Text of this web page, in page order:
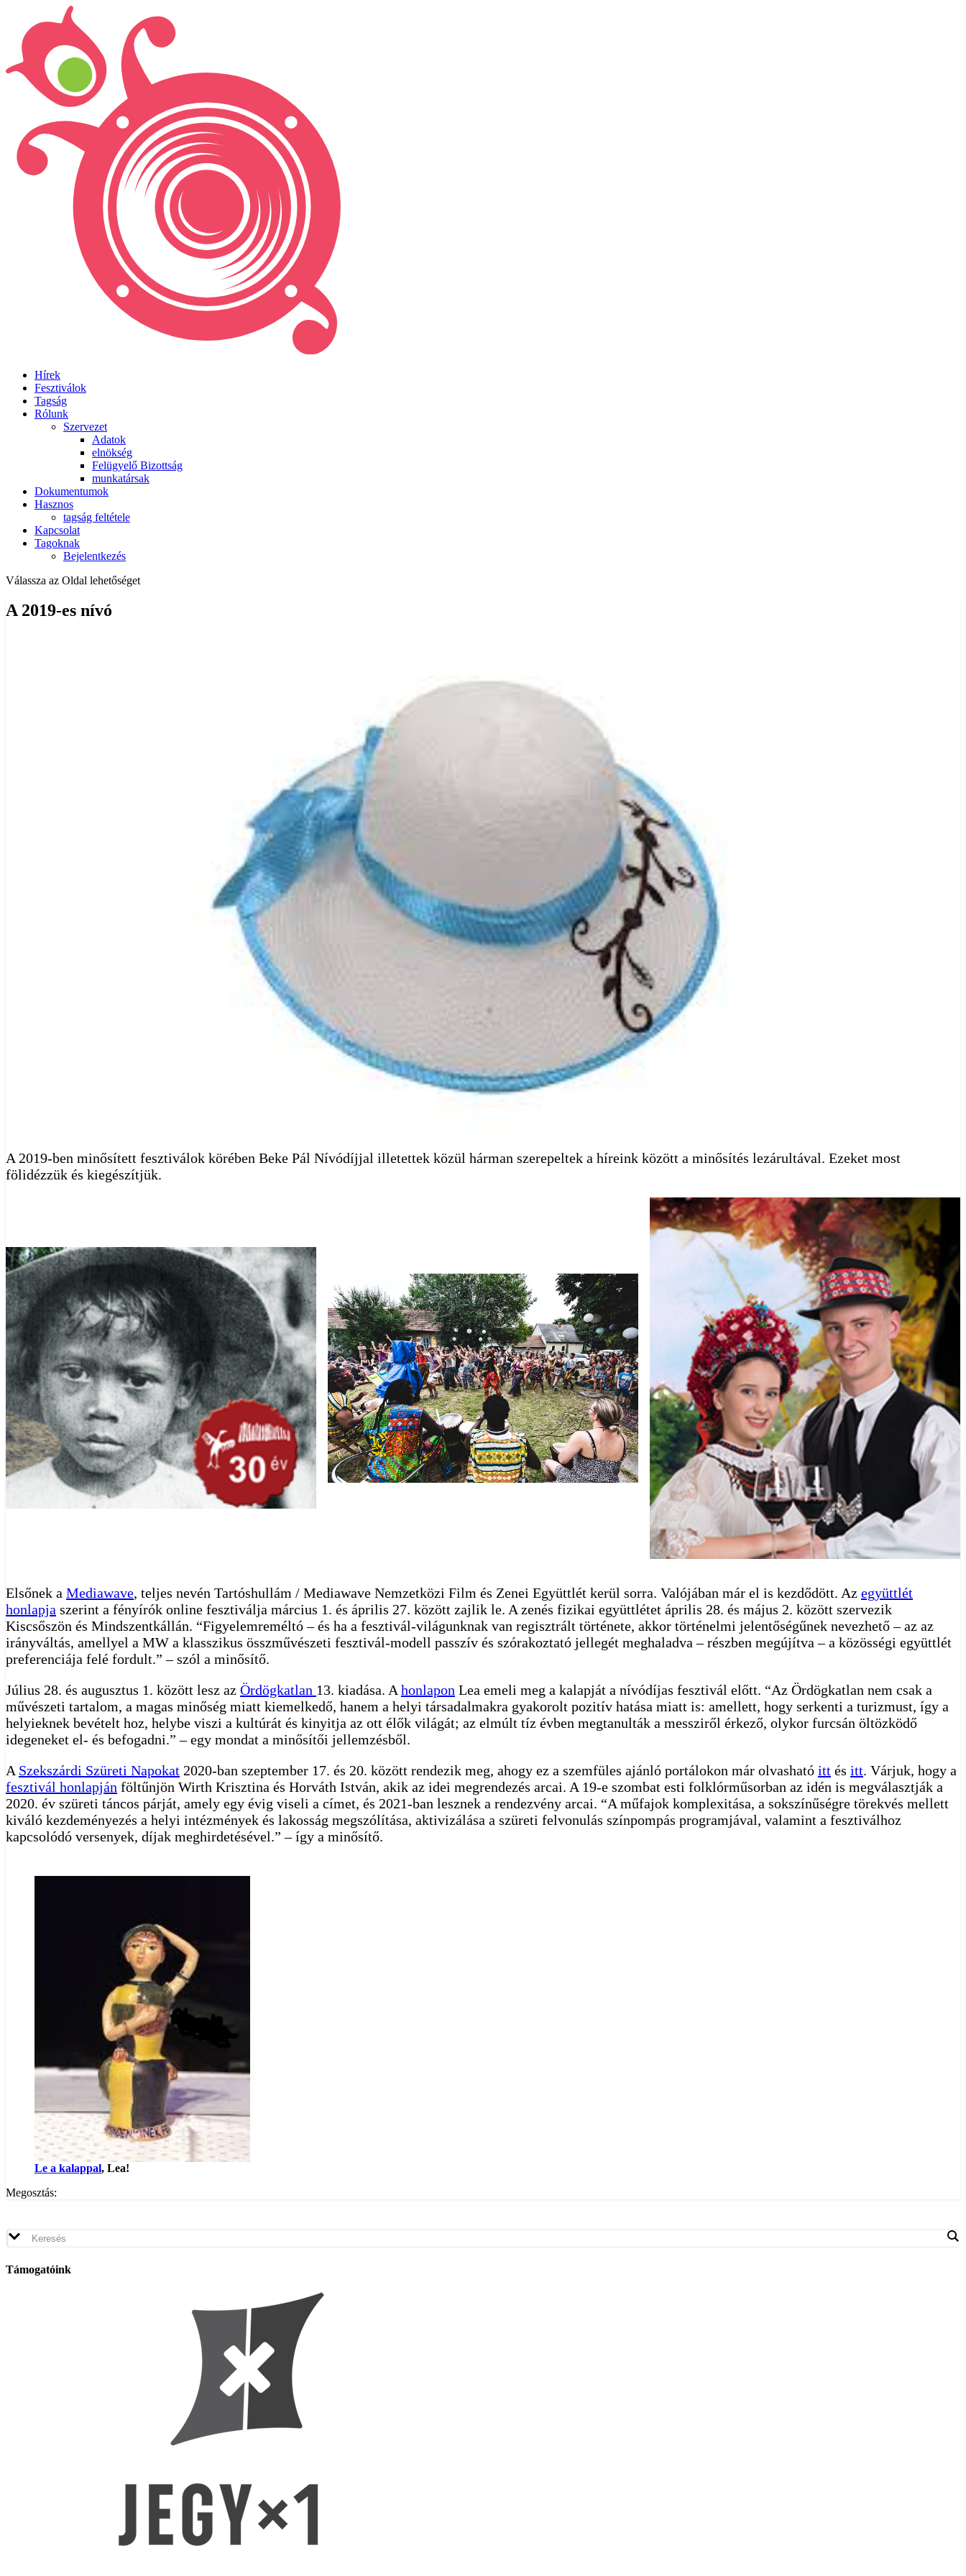
Hírek
Fesztiválok
Tagság
Rólunk
Szervezet
Adatok
elnökség
Felügyelő Bizottság
munkatársak
Dokumentumok
Hasznos
tagság feltétele
Kapcsolat
Tagoknak
Bejelentkezés
Válassza az Oldal lehetőséget
A 2019-es nívó
A 2019-ben minősített fesztiválok körében Beke Pál Nívódíjjal illetettek közül hárman szerepeltek a híreink között a minősítés lezárultával. Ezeket most
fölidézzük és kiegészítjük.
Elsőnek a Mediawave, teljes nevén Tartóshullám / Mediawave Nemzetközi Film és Zenei Együttlét kerül sorra. Valójában már el is kezdődött. Az együttlét
honlapja szerint a fényírók online fesztiválja március 1. és április 27. között zajlik le. A zenés fizikai együttlétet április 28. és május 2. között szervezik
Kiscsőszön és Mindszentkállán. “Figyelemreméltó – és ha a fesztivál-világunknak van regisztrált története, akkor történelmi jelentőségűnek nevezhető – az az
irányváltás, amellyel a MW a klasszikus összművészeti fesztivál-modell passzív és szórakoztató jellegét meghaladva – részben megújítva – a közösségi együttlét
preferenciája felé fordult.” – szól a minősítő.
Július 28. és augusztus 1. között lesz az Ördögkatlan 13. kiadása. A honlapon Lea emeli meg a kalapját a nívódíjas fesztivál előtt. “Az Ördögkatlan nem csak a
művészeti tartalom, a magas minőség miatt kiemelkedő, hanem a helyi társadalmakra gyakorolt pozitív hatása miatt is: amellett, hogy serkenti a turizmust, így a
helyieknek bevételt hoz, helybe viszi a kultúrát és kinyitja az ott élők világát; az elmúlt tíz évben megtanulták a messziről érkező, olykor furcsán öltözködő
idegeneket el- és befogadni.” – egy mondat a minősítői jellemzésből.
A Szekszárdi Szüreti Napokat 2020-ban szeptember 17. és 20. között rendezik meg, ahogy ez a szemfüles ajánló portálokon már olvasható itt és itt. Várjuk, hogy a
fesztivál honlapján föltűnjön Wirth Krisztina és Horváth István, akik az idei megrendezés arcai. A 19-e szombat esti folklórműsorban az idén is megválasztják a
2020. év szüreti táncos párját, amely egy évig viseli a címet, és 2021-ban lesznek a rendezvény arcai. “A műfajok komplexitása, a sokszínűségre törekvés mellett
kiváló kezdeményezés a helyi intézmények és lakosság megszólítása, aktivizálása a szüreti felvonulás színpompás programjával, valamint a fesztiválhoz
kapcsolódó versenyek, díjak meghirdetésével.” – így a minősítő.
Le a kalappal, Lea!
Megosztás:
Támogatóink